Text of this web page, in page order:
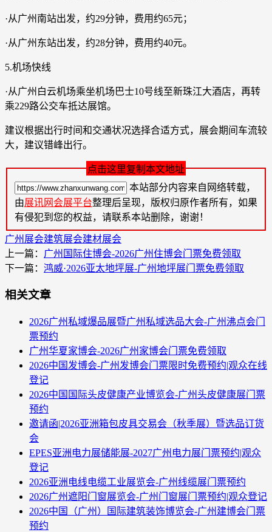
·从广州南站出发，约29分钟，费用约65元；
·从广州东站出发，约28分钟，费用约40元。
5.机场快线
·从广州白云机场乘坐机场巴士10号线至新珠江大酒店，再转
乘229路公交车抵达展馆。
建议根据出行时间和交通状况选择合适方式，展会期间车流较
大，建议错峰出行。
点击这里复制本文地址
本站部分内容来自网络转载，
由展讯网会展平台整理后呈现，版权归原作者所有，如果
有侵犯到您的权益，请联系本站删除，谢谢！
广州展会建筑展会建材展会
上一篇： 广州国际住博会-2026广州住博会门票免费领取
下一篇： 鸿威·2026亚太地坪展-广州地坪展门票免费领取
相关文章
2026广州私域爆品展暨广州私域选品大会-广州沸点会门
票预约
广州华夏家博会-2026广州家博会门票免费领取
2026中国发博会-广州发博会门票限时免费预约|观众在线
登记
2026中国国际头皮健康产业博览会-广州头皮健康展门票
预约
邀请函|2026亚洲箱包皮具交易会（秋季展）暨选品订货
会
EPES亚洲电力展储能展-2027广州电力展门票预约|观众
登记
2026亚洲电线电缆工业展览会-广州线缆展门票预约
2026广州遮阳门窗展览会-广州门窗展门票预约|观众登记
2026中国（广州）国际建筑装饰博览会-广州建博会门票
预约